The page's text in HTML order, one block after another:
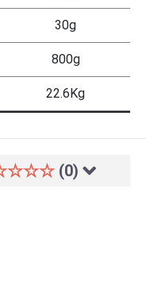
30g
800g
22.6Kg
(0)